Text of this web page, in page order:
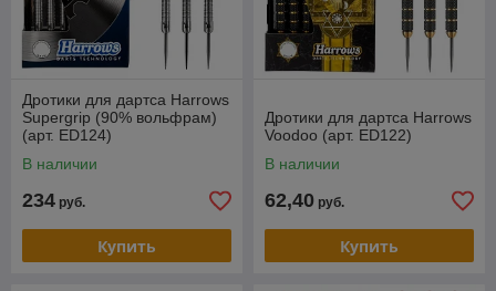
Дротики для дартса Harrows
Supergrip (90% вольфрам)
(арт. ED124)
В наличии
234 руб.
Купить
Дротики для дартса Harrows
Voodoo (арт. ED122)
В наличии
62,40 руб.
Купить